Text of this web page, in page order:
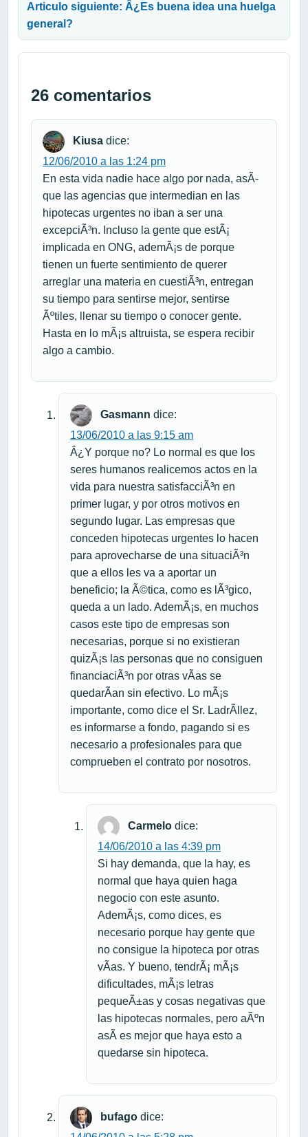
Articulo siguiente: Â¿Es buena idea una huelga
general?
26 comentarios
Kiusa dice:
12/06/2010 a las 1:24 pm
En esta vida nadie hace algo por nada, asÃ­
que las agencias que intermedian en las
hipotecas urgentes no iban a ser una
excepciÃ³n. Incluso la gente que estÃ¡
implicada en ONG, ademÃ¡s de porque
tienen un fuerte sentimiento de querer
arreglar una materia en cuestiÃ³n, entregan
su tiempo para sentirse mejor, sentirse
Ãºtiles, llenar su tiempo o conocer gente.
Hasta en lo mÃ¡s altruista, se espera recibir
algo a cambio.
Gasmann dice:
13/06/2010 a las 9:15 am
Â¿Y porque no? Lo normal es que los
seres humanos realicemos actos en la
vida para nuestra satisfacciÃ³n en
primer lugar, y por otros motivos en
segundo lugar. Las empresas que
conceden hipotecas urgentes lo hacen
para aprovecharse de una situaciÃ³n
que a ellos les va a aportar un
beneficio; la Ã©tica, como es lÃ³gico,
queda a un lado. AdemÃ¡s, en muchos
casos este tipo de empresas son
necesarias, porque si no existieran
quizÃ¡s las personas que no consiguen
financiaciÃ³n por otras vÃ­as se
quedarÃ­an sin efectivo. Lo mÃ¡s
importante, como dice el Sr. LadrÃ­llez,
es informarse a fondo, pagando si es
necesario a profesionales para que
comprueben el contrato por nosotros.
Carmelo dice:
14/06/2010 a las 4:39 pm
Si hay demanda, que la hay, es
normal que haya quien haga
negocio con este asunto.
AdemÃ¡s, como dices, es
necesario porque hay gente que
no consigue la hipoteca por otras
vÃ­as. Y bueno, tendrÃ¡ mÃ¡s
dificultades, mÃ¡s letras
pequeÃ±as y cosas negativas que
las hipotecas normales, pero aÃºn
asÃ­ es mejor que haya esto a
quedarse sin hipoteca.
bufago dice: